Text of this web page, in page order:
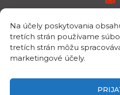
Na účely poskytovania
tretích strán používame
tretích strán môžu
marketingové účely.
IČO/
IČO: